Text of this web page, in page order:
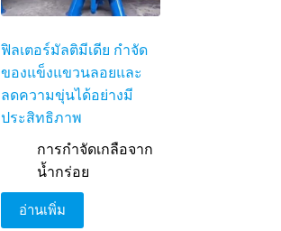
ฟิลเตอร์มัลติมีเดีย กำจัด
ของแข็งแขวนลอยและ
ลดความขุ่นได้อย่างมี
ประสิทธิภาพ
การกำจัดเกลือจาก
น้ำกร่อย
อ่านเพิ่ม